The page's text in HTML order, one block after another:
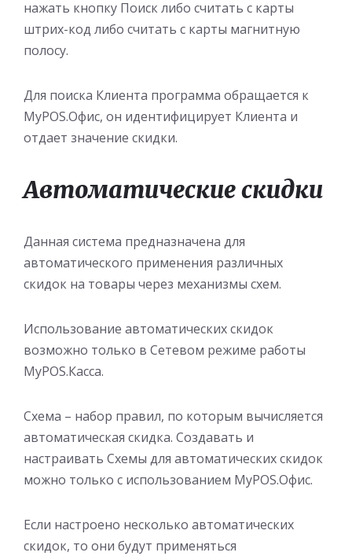
нажать кнопку Поиск либо считать с карты
штрих-код либо считать с карты магнитную
полосу.
Для поиска Клиента программа обращается к
MyPOS.Офис, он идентифицирует Клиента и
отдает значение скидки.
Автоматические скидки
Данная система предназначена для
автоматического применения различных
скидок на товары через механизмы схем.
Использование автоматических скидок
возможно только в Сетевом режиме работы
MyPOS.Касса.
Схема – набор правил, по которым вычисляется
автоматическая скидка. Создавать и
настраивать Схемы для автоматических скидок
можно только с использованием MyPOS.Офис.
Если настроено несколько автоматических
скидок, то они будут применяться